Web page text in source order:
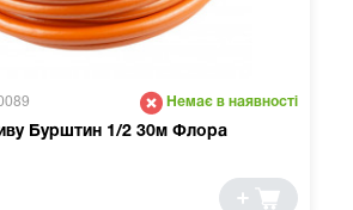
Немає в наявності
Бурштин 1/2 30м Флора